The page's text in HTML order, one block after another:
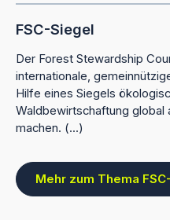
FSC-Siegel
Der Forest Stewardship
internationale,
Hilfe eines Siegels
Waldbewirtschaftung global
machen. (...)
Mehr zum Thema